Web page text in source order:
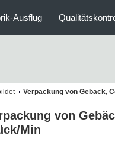
Ausflug
Verpackung von Gebäck,
von
Min